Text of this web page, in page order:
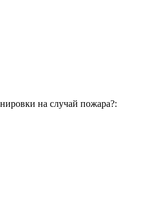
на случай пожара?: